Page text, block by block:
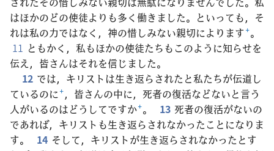
はほかのどの使徒よりも多く働きました。といっても，そ
れは私の力ではなく，神の惜しみない親切によります+。
11 ともかく，私もほかの使徒たちもこのように知らせを
伝え，皆さんはそれを信じました。
12 では，キリストは生き返らされたと私たちが伝道し
ているのに+，皆さんの中に，死者の復活などないと言う
人がいるのはどうしてですか+。 13 死者の復活がないの
であれば，キリストも生き返らされなかったことになりま
す。
14 そして，キリストが生き返らされなかったとす